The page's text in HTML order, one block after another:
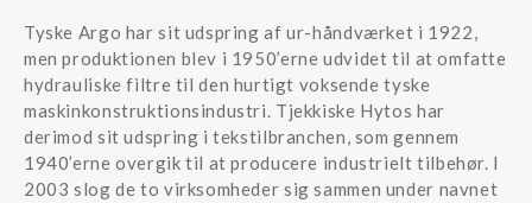
Tyske Argo har sit udspring af ur-håndværket i 1922,
men produktionen blev i 1950’erne udvidet til at omfatte
hydrauliske filtre til den hurtigt voksende tyske
maskinkonstruktionsindustri. Tjekkiske Hytos har
derimod sit udspring i tekstilbranchen, som gennem
1940’erne overgik til at producere industrielt tilbehør. I
2003 slog de to virksomheder sig sammen under navnet